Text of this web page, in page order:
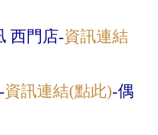
西門店-資訊連結
資訊連結(點此)-偶